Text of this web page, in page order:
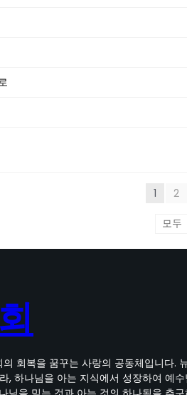
1 2
회복을 꿈꾸는 사랑의 공동체입니다.
, 하나님을 아는 지식에서 성장하여 예